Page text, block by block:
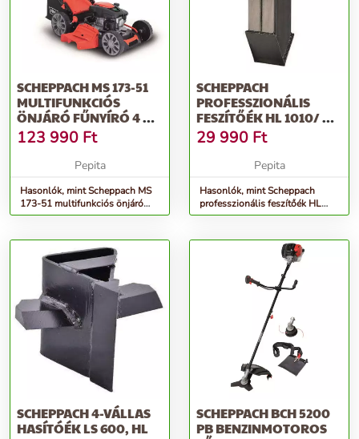
SCHEPPACH MS 173-51
MULTIFUNKCIÓS
ÖNJÁRÓ FŰNYÍRÓ 4 AZ
1-BEN
123 990 Ft
Pepita
Hasonlók, mint Scheppach MS
173-51 multifunkciós önjáró
fűnyíró 4 az 1-ben
SCHEPPACH
PROFESSZIONÁLIS
FESZÍTŐÉK HL 1010/ HL
1100 / HL 1200
29 990 Ft
Pepita
Hasonlók, mint Scheppach
professzionális feszítőék HL
1010/ HL 1100 / HL 1200
SCHEPPACH 4-VÁLLAS
HASÍTÓÉK LS 600, HL
SCHEPPACH BCH 5200
PB BENZINMOTOROS